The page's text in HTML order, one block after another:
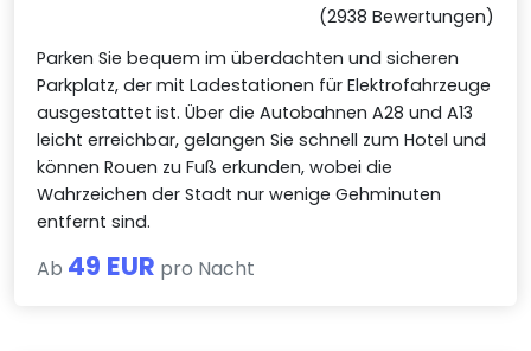
(2938 Bewertungen)
Parken Sie bequem im überdachten und sicheren
Parkplatz, der mit Ladestationen für Elektrofahrzeuge
ausgestattet ist. Über die Autobahnen A28 und A13
leicht erreichbar, gelangen Sie schnell zum Hotel und
können Rouen zu Fuß erkunden, wobei die
Wahrzeichen der Stadt nur wenige Gehminuten
entfernt sind.
Ab 49 EUR pro Nacht